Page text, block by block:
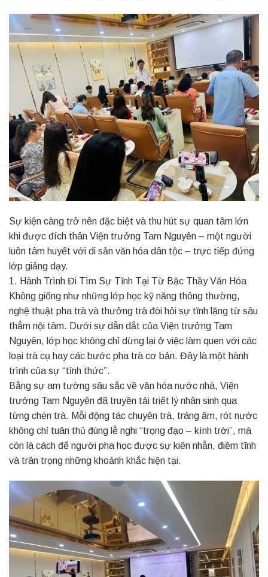
Sự kiện càng trở nên đặc biệt và thu hút sự quan tâm lớn
khi được đích thân Viện trưởng Tam Nguyên – một người
luôn tâm huyết với di sản văn hóa dân tộc – trực tiếp đứng
lớp giảng dạy.
1. Hành Trình Đi Tìm Sự Tĩnh Tại Từ Bậc Thầy Văn Hóa
Không giống như những lớp học kỹ năng thông thường,
nghệ thuật pha trà và thưởng trà đòi hỏi sự tĩnh lặng từ sâu
thẳm nội tâm. Dưới sự dẫn dắt của Viện trưởng Tam
Nguyên, lớp học không chỉ dừng lại ở việc làm quen với các
loại trà cụ hay các bước pha trà cơ bản. Đây là một hành
trình của sự “tỉnh thức”.
Bằng sự am tường sâu sắc về văn hóa nước nhà, Viện
trưởng Tam Nguyên đã truyền tải triết lý nhân sinh qua
từng chén trà. Mỗi động tác chuyên trà, tráng ấm, rót nước
không chỉ tuân thủ đúng lễ nghi “trọng đạo – kính trời”, mà
còn là cách để người pha học được sự kiên nhẫn, điềm tĩnh
và trân trọng những khoảnh khắc hiện tại.